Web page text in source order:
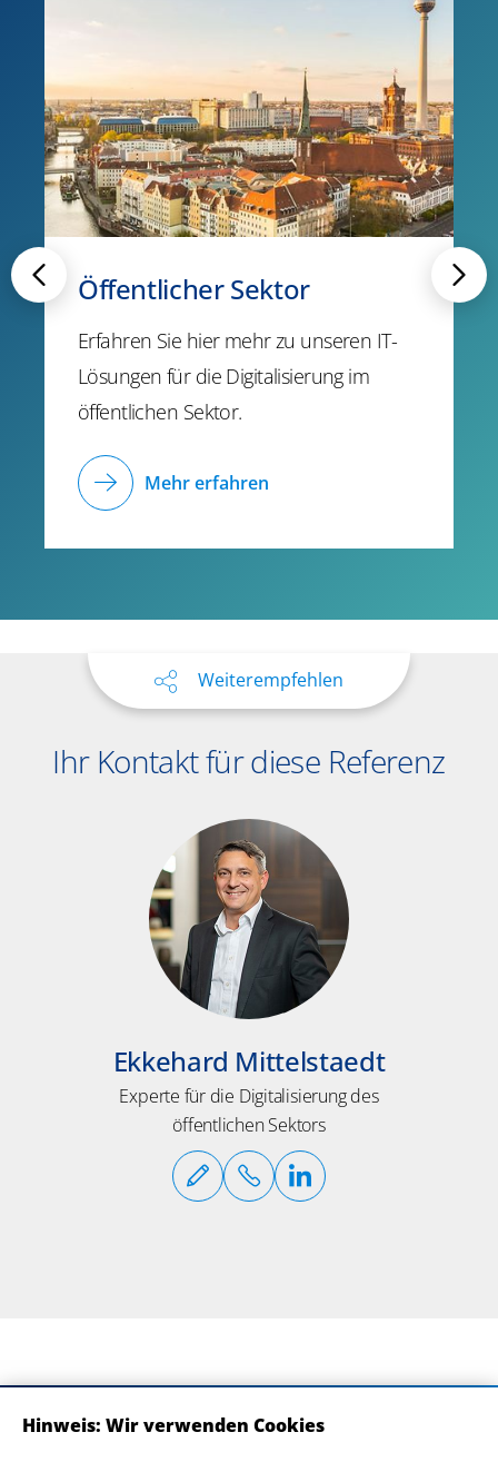
Öffentlicher Sektor
Erfahren Sie hier mehr zu unseren IT-
Lösungen für die Digitalisierung im
öffentlichen Sektor.
Mehr erfahren
Weiterempfehlen
Ihr Kontakt für diese Referenz
Ekkehard Mittelstaedt
Experte für die Digitalisierung des
öffentlichen Sektors
Hinweis: Wir verwenden Cookies